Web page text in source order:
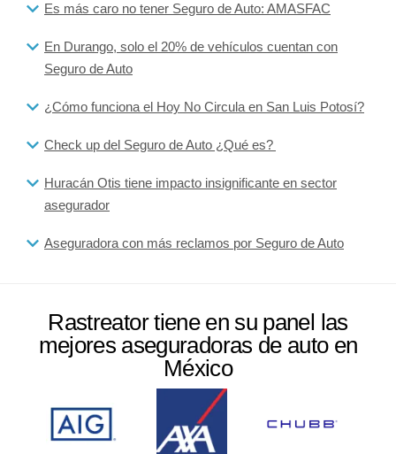
Es más caro no tener Seguro de Auto: AMASFAC
En Durango, solo el 20% de vehículos cuentan con
Seguro de Auto
¿Cómo funciona el Hoy No Circula en San Luis Potosí?
Check up del Seguro de Auto ¿Qué es?
Huracán Otis tiene impacto insignificante en sector
asegurador
Aseguradora con más reclamos por Seguro de Auto
Rastreator tiene en su panel las
mejores aseguradoras de auto en
México